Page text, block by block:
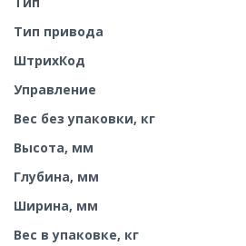
Тип привода
ШтрихКод
Управление
Вес без упаковки, кг
Высота, мм
Глубина, мм
Ширина, мм
Вес в упаковке, кг